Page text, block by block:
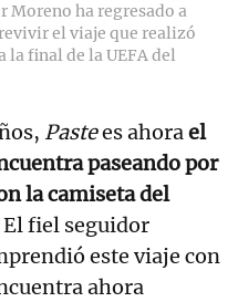
ha regresado a
el viaje que realizó
la final de la UEFA del
Pastees ahorael
paseando por
la camiseta del
El fiel seguidor
este viaje con
ahora